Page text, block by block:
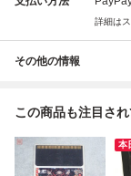
詳細は
その他の情報
この商品も注目さ
本